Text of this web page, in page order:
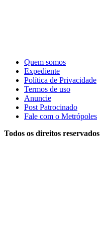
Quem somos
Expediente
Política de Privacidade
Termos de uso
Anuncie
Post Patrocinado
Fale com o Metrópoles
Todos os direitos reservados